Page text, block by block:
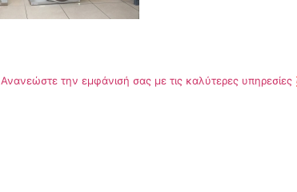
Ανανεώστε την εμφάνισή σας με τις καλύτερες υπηρεσίες